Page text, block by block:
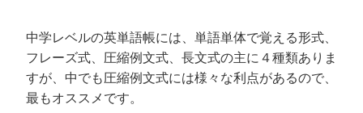
中学レベルの英単語帳には、単語単体で覚える形式、
フレーズ式、圧縮例文式、長文式の主に４種類ありま
すが、中でも圧縮例文式には様々な利点があるので、
最もオススメです。